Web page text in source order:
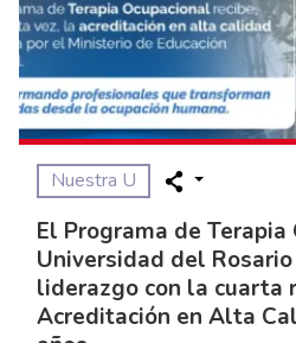
Nuestra U
El Programa de
Universidad del
liderazgo con la cuarta
Acreditación en Alta